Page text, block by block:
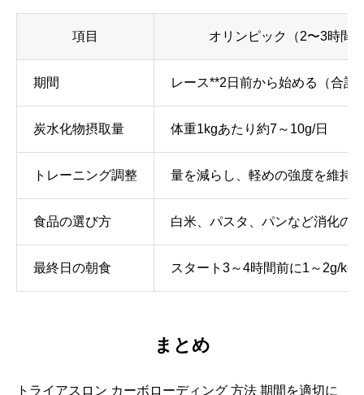
項目 オリンピック（2〜3時間
期間 レース**2日前から始める（合計
炭水化物摂取量 体重1kgあたり約7～10g/日
トレーニング調整 量を減らし、軽めの強度を維持
食品の選び方 白米、パスタ、パンなど消化の
最終日の朝食 スタート3～4時間前に1～2g/kg
まとめ
トライアスロン カーボローディング 方法 期間を適切に